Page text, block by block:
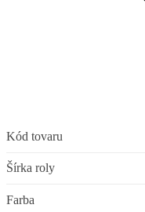
Kód tovaru
Šírka roly
Farba